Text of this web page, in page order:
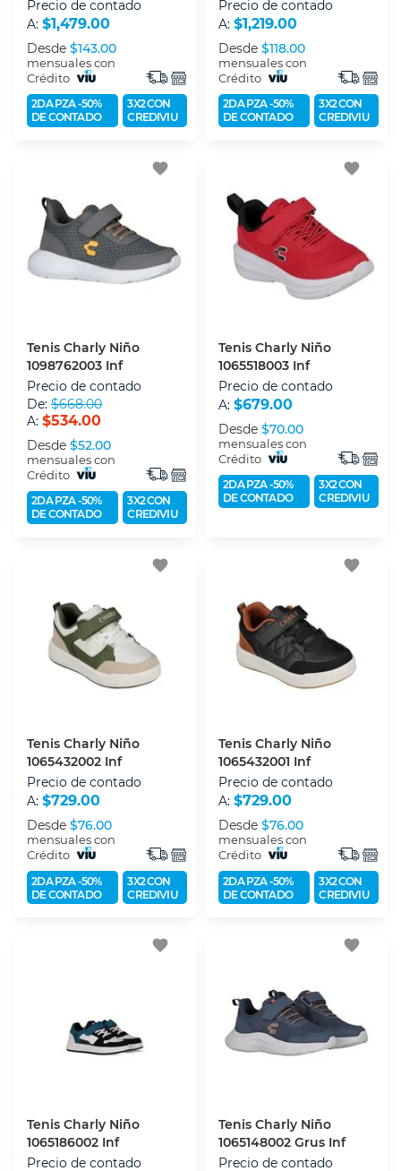
Precio de contado
A: $1,479.00
Desde $143.00
mensuales con
Crédito
2DA PZA -50%
DE CONTADO
3X2 CON
CREDIVIU
Precio de contado
A: $1,219.00
Desde $118.00
mensuales con
Crédito
2DA PZA -50%
DE CONTADO
3X2 CON
CREDIVIU
favorite
Tenis Charly Niño
1098762003 Inf
Precio de contado
De: $668.00
A: $534.00
Desde $52.00
mensuales con
Crédito
2DA PZA -50%
DE CONTADO
3X2 CON
CREDIVIU
favorite
Tenis Charly Niño
1065518003 Inf
Precio de contado
A: $679.00
Desde $70.00
mensuales con
Crédito
2DA PZA -50%
DE CONTADO
3X2 CON
CREDIVIU
favorite
Tenis Charly Niño
1065432002 Inf
Precio de contado
A: $729.00
Desde $76.00
mensuales con
Crédito
2DA PZA -50%
DE CONTADO
3X2 CON
CREDIVIU
favorite
Tenis Charly Niño
1065432001 Inf
Precio de contado
A: $729.00
Desde $76.00
mensuales con
Crédito
2DA PZA -50%
DE CONTADO
3X2 CON
CREDIVIU
favorite
Tenis Charly Niño
1065186002 Inf
Precio de contado
favorite
Tenis Charly Niño
1065148002 Grus Inf
Precio de contado